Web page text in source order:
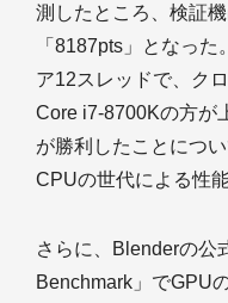
測したところ、検証
「8187pts」となっ
ア12スレッドで、ク
Core i7-8700Kの方が
が勝利したことにつ
CPUの世代による性
さらに、Blenderの公
Benchmark」でGPU